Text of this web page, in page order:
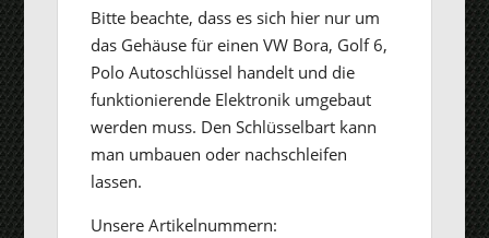
Bitte beachte, dass es sich hier nur um
das Gehäuse für einen VW Bora, Golf 6,
Polo Autoschlüssel handelt und die
funktionierende Elektronik umgebaut
werden muss. Den Schlüsselbart kann
man umbauen oder nachschleifen
lassen.
Unsere Artikelnummern: